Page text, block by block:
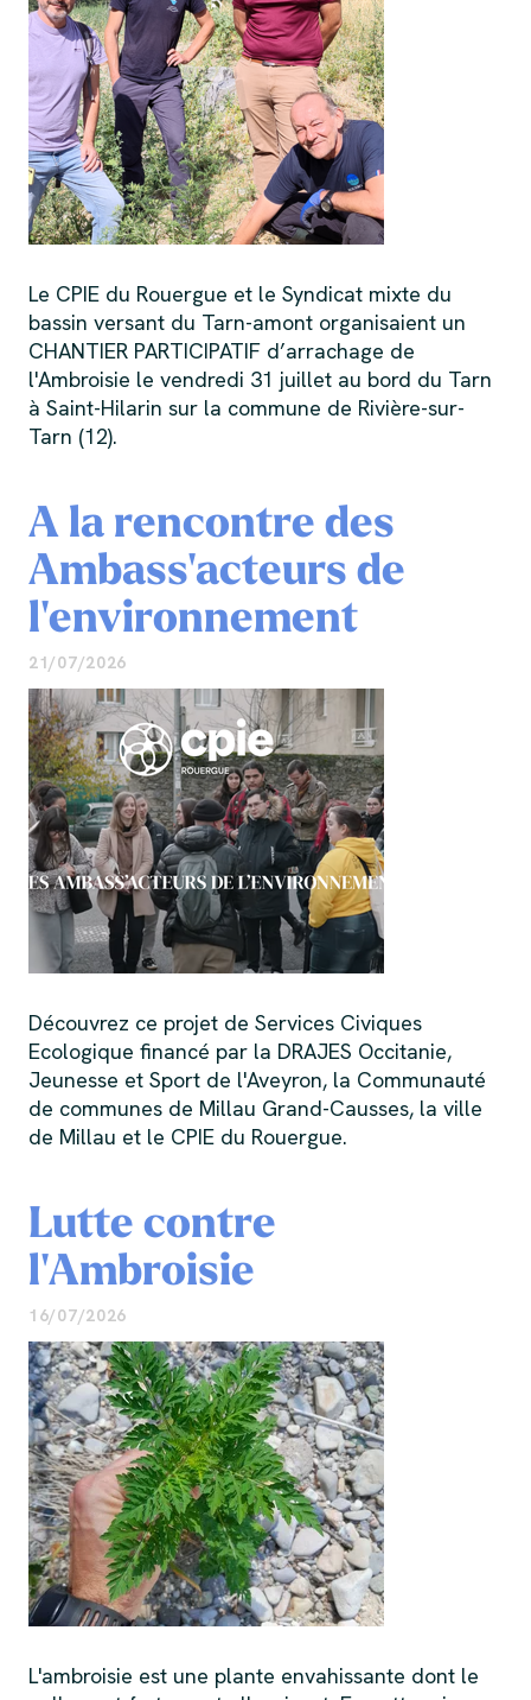
Le CPIE du Rouergue et le Syndicat mixte du
bassin versant du Tarn-amont organisaient un
CHANTIER PARTICIPATIF d’arrachage de
l'Ambroisie le vendredi 31 juillet au bord du Tarn
à Saint-Hilarin sur la commune de Rivière-sur-
Tarn (12).
A la rencontre des
Ambass'acteurs de
l'environnement
21/07/2026
Découvrez ce projet de Services Civiques
Ecologique financé par la DRAJES Occitanie,
Jeunesse et Sport de l'Aveyron, la Communauté
de communes de Millau Grand-Causses, la ville
de Millau et le CPIE du Rouergue.
Lutte contre
l'Ambroisie
16/07/2026
L'ambroisie est une plante envahissante dont le